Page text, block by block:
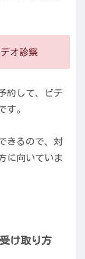
オ診察
約して、ビデ
す。
きるので、対
に向いていま
け取り方